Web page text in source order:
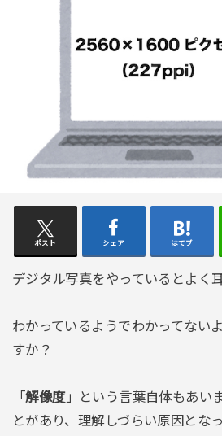
ポスト シェア はてブ
デジタル写真をやっているとよく
わかっているようでわかってない
すか？
「解像度」という言葉自体もあい
とがあり、理解しづらい原因とな